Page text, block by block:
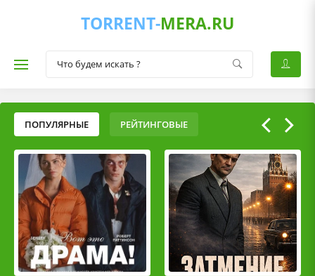
TORRENT-MERA.RU
ПОПУЛЯРНЫЕ РЕЙТИНГОВЫЕ